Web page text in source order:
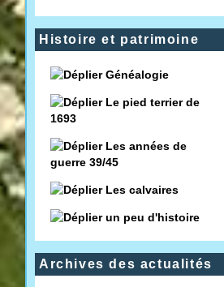
Histoire et patrimoine
Généalogie
Le pied terrier de
1693
Les années de
guerre 39/45
Les calvaires
un peu d'histoire
Archives des actualités